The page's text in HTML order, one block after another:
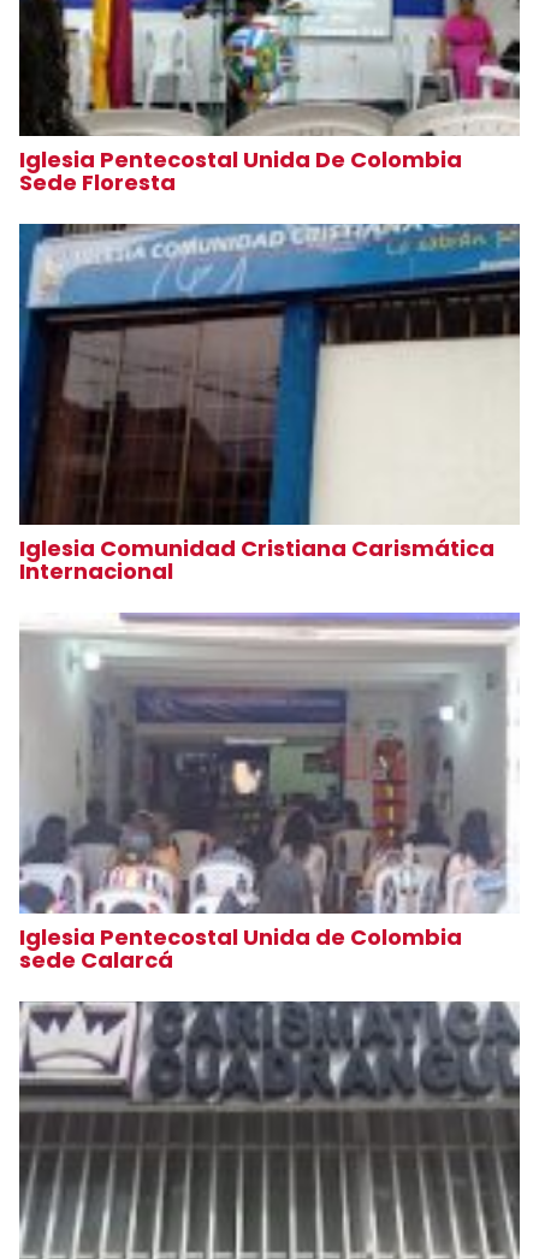
Iglesia Pentecostal Unida De Colombia
Sede Floresta
Iglesia Comunidad Cristiana Carismática
Internacional
Iglesia Pentecostal Unida de Colombia
sede Calarcá